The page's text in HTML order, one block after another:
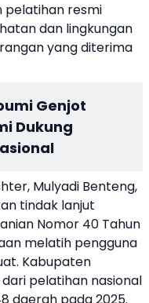
pelatihan resmi
dan lingkungan
yang diterima
Genjot
Dukung
Mulyadi Benteng,
tindak lanjut
Nomor 40 Tahun
melatih pengguna
Kabupaten
pelatihan nasional